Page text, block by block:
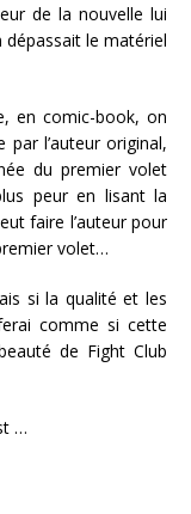
de la nouvelle lui
le matériel
en comic-book, on
l’auteur original,
du premier volet
peur en lisant la
faire l’auteur pour
volet…
si la qualité et les
comme si cette
de Fight Club
…